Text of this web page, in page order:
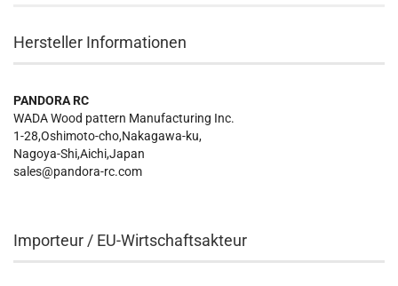
Hersteller Informationen
PANDORA RC
WADA Wood pattern Manufacturing Inc.
1-28,Oshimoto-cho,Nakagawa-ku,
Nagoya-Shi,Aichi,Japan
sales@pandora-rc.com
Importeur / EU-Wirtschaftsakteur